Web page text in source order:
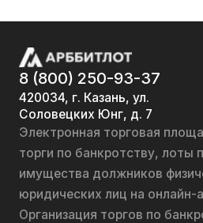
8 (800) 250-93-37
420034, г. Казань, ул.
Соловецких Юнг, д. 7
Электронная торговая
торги по банкротству, лоты
имущества должников
юридических лиц на онлайн-
Организация торгов по